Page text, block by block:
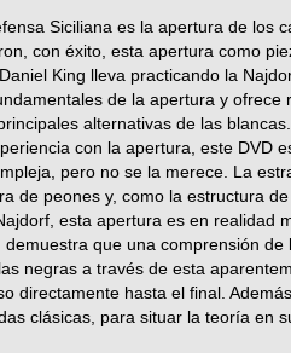
Siciliana es la apertura de los
con éxito, esta apertura como
King lleva practicando la
de la apertura y ofrece
alternativas de las
con la apertura, este DVD
pero no se la merece. La
de peones y, como la estructura
esta apertura es en realidad
que una comprensión de
negras a través de esta
directamente hasta el final.
clásicas, para situar la teoría en